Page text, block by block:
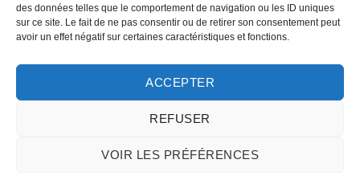
des données telles que le comportement de navigation ou les ID uniques
sur ce site. Le fait de ne pas consentir ou de retirer son consentement peut
avoir un effet négatif sur certaines caractéristiques et fonctions.
ACCEPTER
REFUSER
VOIR LES PRÉFÉRENCES